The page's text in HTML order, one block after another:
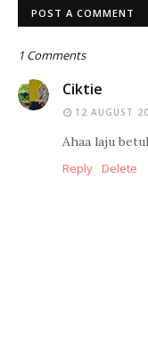
POST A COMMENT
1 Comments
Ciktie
12 AUGUST
Ahaa laju
Reply
Delete